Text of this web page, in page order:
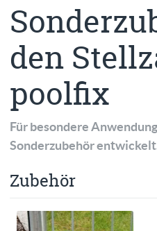
den
poolfix
Für besondere
Sonderzubehör
Zubehör